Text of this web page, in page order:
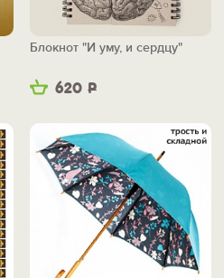
620 Р
Блокнот "И уму, и сердцу"